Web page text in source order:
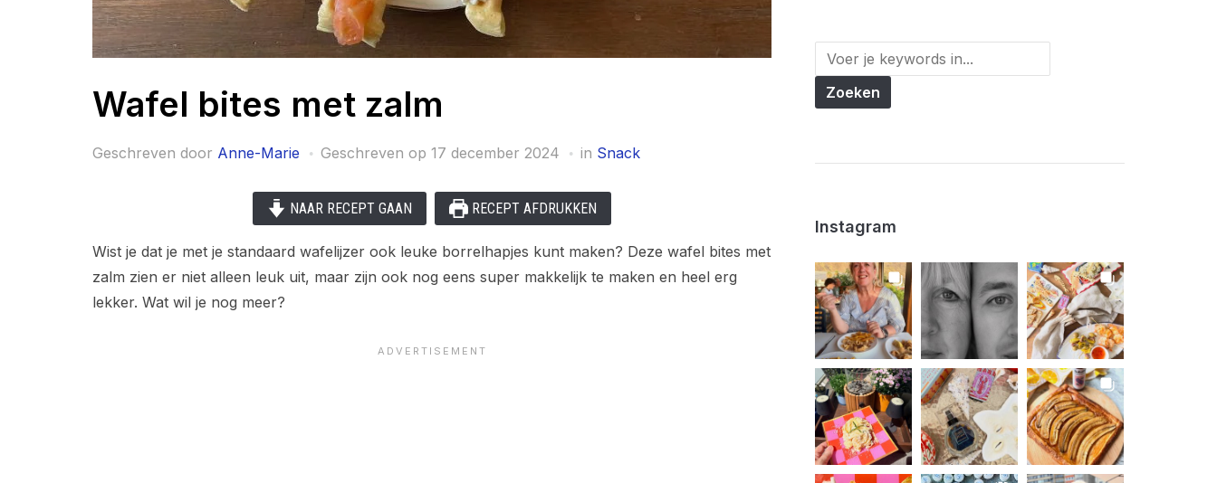
Wafel bites met zalm
Geschreven door Anne-Marie Geschreven op 17 december 2024 in Snack
NAAR RECEPT GAAN RECEPT AFDRUKKEN
Wist je dat je met je standaard wafelijzer ook leuke borrelhapjes kunt maken? Deze wafel bites met
zalm zien er niet alleen leuk uit, maar zijn ook nog eens super makkelijk te maken en heel erg
lekker. Wat wil je nog meer?
Instagram